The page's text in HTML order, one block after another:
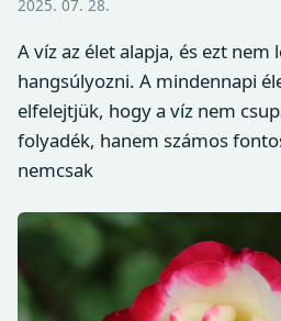
2025. 07. 28.
A víz az élet alapja, és ezt nem
hangsúlyozni. A mindennapi
elfelejtjük, hogy a víz nem
folyadék, hanem számos
nemcsak